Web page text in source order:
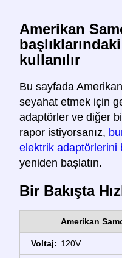
Amerikan
kullanılır
Bu sayfada
seyahat etmek için
adaptörler ve diğer
rapor istiyorsanız,
elektrik adaptörlerini
yeniden başlatın.
Bir Bakışta
Amerikan
Voltaj: 120V.